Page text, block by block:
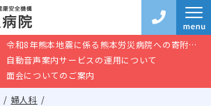
令和8年熊本地震に係る熊本労災病院への寄附のお願い
自動音声案内サービスの運用について
面会についてのご案内
婦人科